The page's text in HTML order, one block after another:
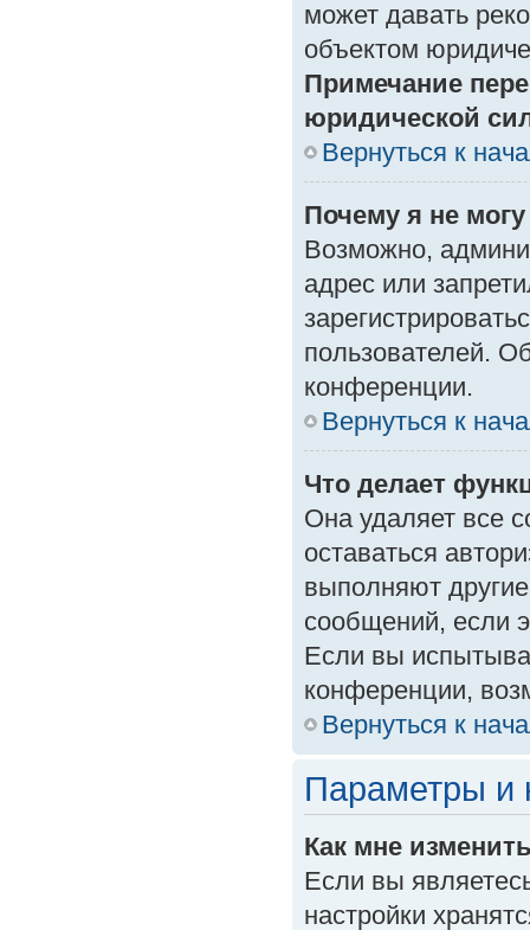
может давать
объектом
Примечание
юридической
Вернуться к
Почему я не
Возможно,
адрес или
пользователей.
конференции.
Вернуться к
Что делает
Она удаляет все
оставаться
выполняют
сообщений, если
Если вы
конференции,
Вернуться к
Параметры и
Как мне
Если вы
настройки